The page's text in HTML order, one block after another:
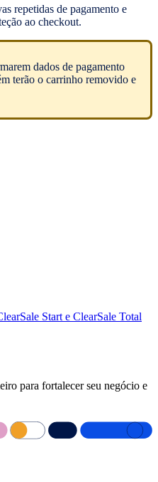
repetidas de pagamento e
ao checkout.
dados de pagamento
terão o carrinho removido e
Start e ClearSale Total
para fortalecer seu negócio e